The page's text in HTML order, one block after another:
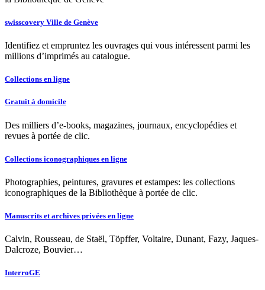
swisscovery Ville de Genève
Identifiez et empruntez les ouvrages qui vous intéressent parmi les
millions d’imprimés au catalogue.
Collections en ligne
Gratuit à domicile
Des milliers d’e-books, magazines, journaux, encyclopédies et
revues à portée de clic.
Collections iconographiques en ligne
Photographies, peintures, gravures et estampes: les collections
iconographiques de la Bibliothèque à portée de clic.
Manuscrits et archives privées en ligne
Calvin, Rousseau, de Staël, Töpffer, Voltaire, Dunant, Fazy, Jaques-
Dalcroze, Bouvier…
InterroGE